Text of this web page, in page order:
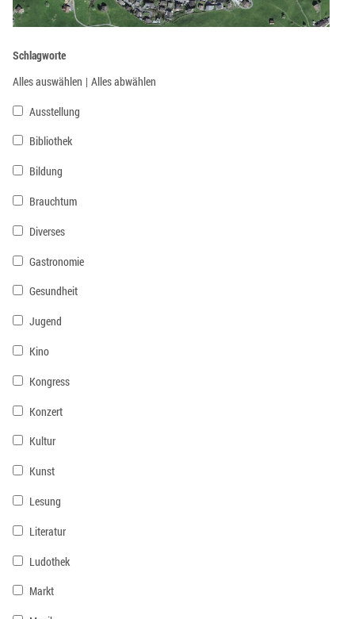
Schlagworte
Alles auswählen | Alles abwählen
Ausstellung
Bibliothek
Bildung
Brauchtum
Diverses
Gastronomie
Gesundheit
Jugend
Kino
Kongress
Konzert
Kultur
Kunst
Lesung
Literatur
Ludothek
Markt